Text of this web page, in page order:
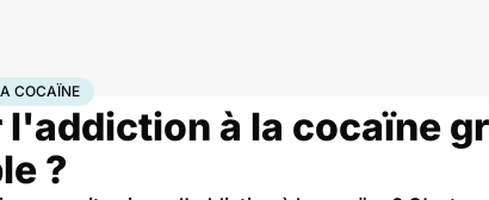
Drogues et addictions
COCAÏNE
l'addiction à la cocaïne
?